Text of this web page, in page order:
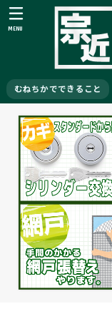
むねちかでできること
MENU